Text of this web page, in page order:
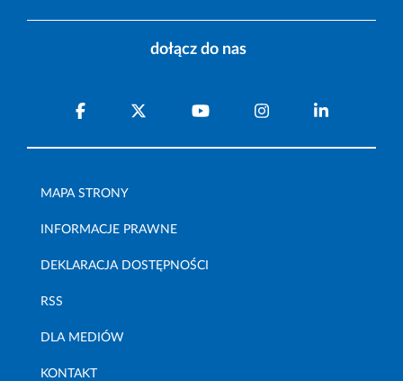
dołącz do nas
MAPA STRONY
INFORMACJE PRAWNE
DEKLARACJA DOSTĘPNOŚCI
RSS
DLA MEDIÓW
KONTAKT